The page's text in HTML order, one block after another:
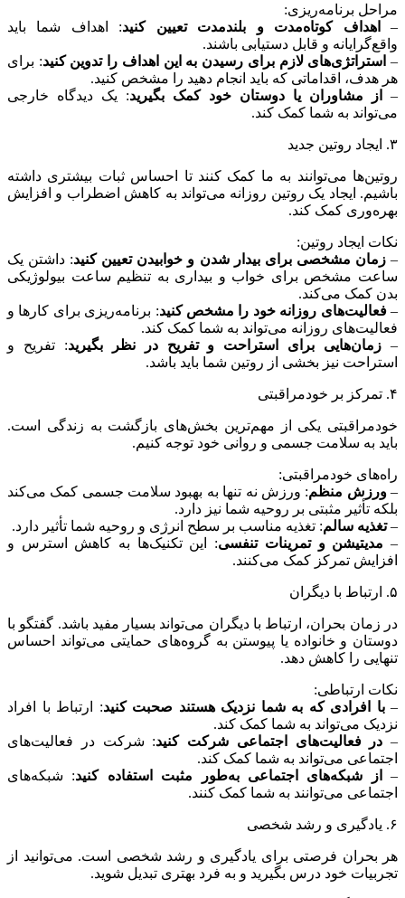
مراحل برنامه‌ریزی:
–
اهداف کوتاه‌مدت و بلندمدت تعیین کنید: اهداف شما باید
واقع‌گرایانه و قابل دستیابی باشند.
– استراتژی‌های لازم برای رسیدن به این اهداف را تدوین کنید: برای
هر هدف، اقداماتی که باید انجام دهید را مشخص کنید.
–
از مشاوران یا دوستان خود کمک بگیرید: یک دیدگاه خارجی
می‌تواند به شما کمک کند.
۳. ایجاد روتین جدید
روتین‌ها می‌توانند به ما کمک کنند تا احساس ثبات بیشتری داشته
باشیم. ایجاد یک روتین روزانه می‌تواند به کاهش اضطراب و افزایش
بهره‌وری کمک کند.
نکات ایجاد روتین:
–زمان مشخصی برای بیدار شدن و خوابیدن تعیین کنید: داشتن یک
ساعت مشخص برای خواب و بیداری به تنظیم ساعت بیولوژیکی
بدن کمک می‌کند.
–فعالیت‌های روزانه خود را مشخص کنید: برنامه‌ریزی برای کارها و
فعالیت‌های روزانه می‌تواند به شما کمک کند.
– زمان‌هایی برای استراحت و تفریح در نظر بگیرید: تفریح و
استراحت نیز بخشی از روتین شما باید باشد.
۴. تمرکز بر خودمراقبتی
خودمراقبتی یکی از مهم‌ترین بخش‌های بازگشت به زندگی است.
باید به سلامت جسمی و روانی خود توجه کنیم.
راه‌های خودمراقبتی:
–ورزش منظم: ورزش نه تنها به بهبود سلامت جسمی کمک می‌کند
بلکه تأثیر مثبتی بر روحیه شما نیز دارد.
–تغذیه سالم: تغذیه مناسب بر سطح انرژی و روحیه شما تأثیر دارد.
– مدیتیشن و تمرینات تنفسی: این تکنیک‌ها به کاهش استرس و
افزایش تمرکز کمک می‌کنند.
۵. ارتباط با دیگران
در زمان بحران، ارتباط با دیگران می‌تواند بسیار مفید باشد. گفتگو با
دوستان و خانواده یا پیوستن به گروه‌های حمایتی می‌تواند احساس
تنهایی را کاهش دهد.
نکات ارتباطی:
–با افرادی که به شما نزدیک هستند صحبت کنید: ارتباط با افراد
نزدیک می‌تواند به شما کمک کند.
– در فعالیت‌های اجتماعی شرکت کنید: شرکت در فعالیت‌های
اجتماعی می‌تواند به شما کمک کند.
–
از شبکه‌های اجتماعی به‌طور مثبت استفاده کنید: شبکه‌های
اجتماعی می‌توانند به شما کمک کنند.
۶. یادگیری و رشد شخصی
هر بحران فرصتی برای یادگیری و رشد شخصی است. می‌توانید از
تجربیات خود درس بگیرید و به فرد بهتری تبدیل شوید.